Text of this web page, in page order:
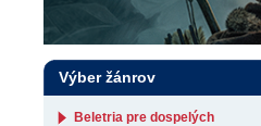
Výber žánrov
Beletria pre dospelých